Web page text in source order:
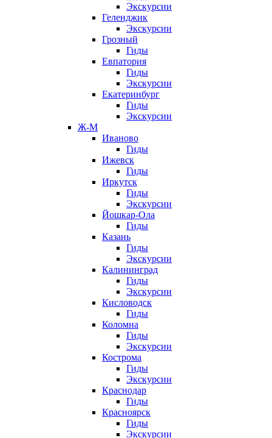
Экскурсии
Геленджик
Экскурсии
Грозный
Гиды
Евпатория
Гиды
Экскурсии
Екатеринбург
Гиды
Экскурсии
Ж-М
Иваново
Гиды
Ижевск
Гиды
Иркутск
Гиды
Экскурсии
Йошкар-Ола
Гиды
Казань
Гиды
Экскурсии
Калининград
Гиды
Экскурсии
Кисловодск
Гиды
Коломна
Гиды
Экскурсии
Кострома
Гиды
Экскурсии
Краснодар
Гиды
Красноярск
Гиды
Экскурсии